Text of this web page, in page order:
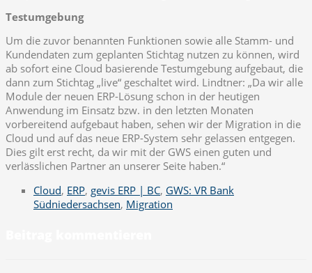
Testumgebung
Um die zuvor benannten Funktionen sowie alle Stamm- und
Kundendaten zum geplanten Stichtag nutzen zu können, wird
ab sofort eine Cloud basierende Testumgebung aufgebaut, die
dann zum Stichtag „live“ geschaltet wird. Lindtner: „Da wir alle
Module der neuen ERP-Lösung schon in der heutigen
Anwendung im Einsatz bzw. in den letzten Monaten
vorbereitend aufgebaut haben, sehen wir der Migration in die
Cloud und auf das neue ERP-System sehr gelassen entgegen.
Dies gilt erst recht, da wir mit der GWS einen guten und
verlässlichen Partner an unserer Seite haben.“
Cloud, ERP, gevis ERP | BC, GWS: VR Bank
Südniedersachsen, Migration